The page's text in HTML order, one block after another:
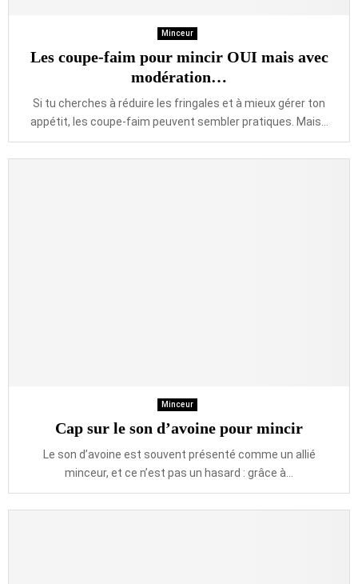
Minceur
Les coupe-faim pour mincir OUI mais avec
modération…
Si tu cherches à réduire les fringales et à mieux gérer ton
appétit, les coupe-faim peuvent sembler pratiques. Mais...
Minceur
Cap sur le son d’avoine pour mincir
Le son d’avoine est souvent présenté comme un allié
minceur, et ce n’est pas un hasard : grâce à...